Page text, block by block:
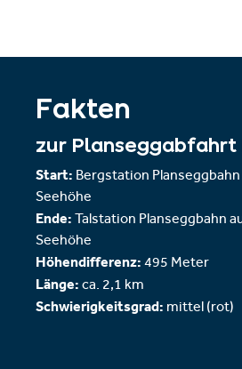
Fakten
zur Planseggabfahrt
Start: Bergstation
Seehöhe
Ende: Talstation Planseggbahn
Seehöhe
Höhendifferenz: 495 Meter
Länge: ca. 2,1 km
Schwierigkeitsgrad: mittel (rot)